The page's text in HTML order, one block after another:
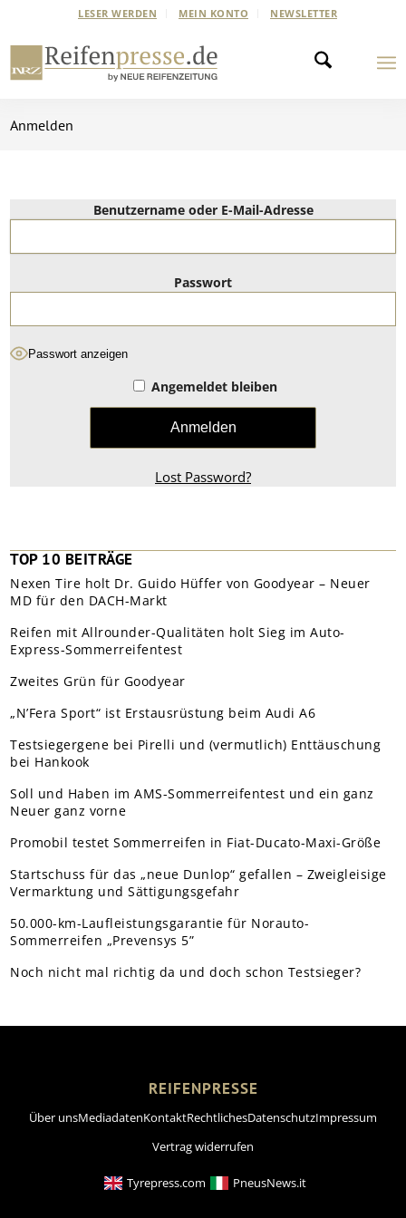
LESER WERDEN MEIN KONTO NEWSLETTER
Anmelden
Benutzername oder E-Mail-Adresse
Passwort
Passwort anzeigen
Angemeldet bleiben
Lost Password?
TOP 10 BEITRÄGE
Nexen Tire holt Dr. Guido Hüffer von Goodyear – Neuer
MD für den DACH-Markt
Reifen mit Allrounder-Qualitäten holt Sieg im Auto-
Express-Sommerreifentest
Zweites Grün für Goodyear
„N’Fera Sport“ ist Erstausrüstung beim Audi A6
Testsiegergene bei Pirelli und (vermutlich) Enttäuschung
bei Hankook
Soll und Haben im AMS-Sommerreifentest und ein ganz
Neuer ganz vorne
Promobil testet Sommerreifen in Fiat-Ducato-Maxi-Größe
Startschuss für das „neue Dunlop“ gefallen – Zweigleisige
Vermarktung und Sättigungsgefahr
50.000-km-Laufleistungsgarantie für Norauto-
Sommerreifen „Prevensys 5”
Noch nicht mal richtig da und doch schon Testsieger?
REIFENPRESSE
Über unsMediadatenKontaktRechtlichesDatenschutzImpressum
Vertrag widerrufen
Tyrepress.com PneusNews.it